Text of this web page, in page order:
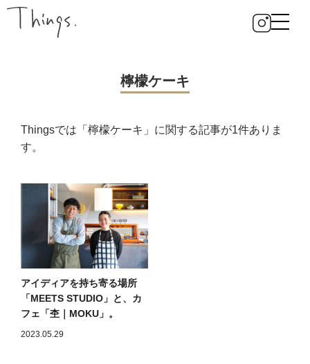
檸檬ケーキ
Thingsでは「檸檬ケーキ」に関する記事が1件ありま
す。
アイディアを持ち寄る場所
「MEETS STUDIO」と、カ
フェ「杢｜MOKU」。
2023.05.29